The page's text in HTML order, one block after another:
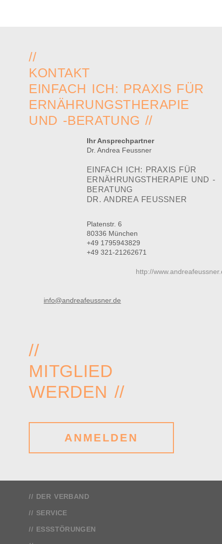
//
KONTAKT
EINFACH ICH: PRAXIS FÜR
ERNÄHRUNGSTHERAPIE
UND -BERATUNG //
Ihr Ansprechpartner
Dr. Andrea Feussner
EINFACH ICH: PRAXIS FÜR
ERNÄHRUNGSTHERAPIE UND -
BERATUNG
DR. ANDREA FEUSSNER
Platenstr. 6
80336 München
+49 1795943829
+49 321-21262671
info@andreafeussner.de
http://
//
MITGLIED
WERDEN //
ANMELDEN
DER VERBAND
SERVICE
ESSSTÖRUNGEN